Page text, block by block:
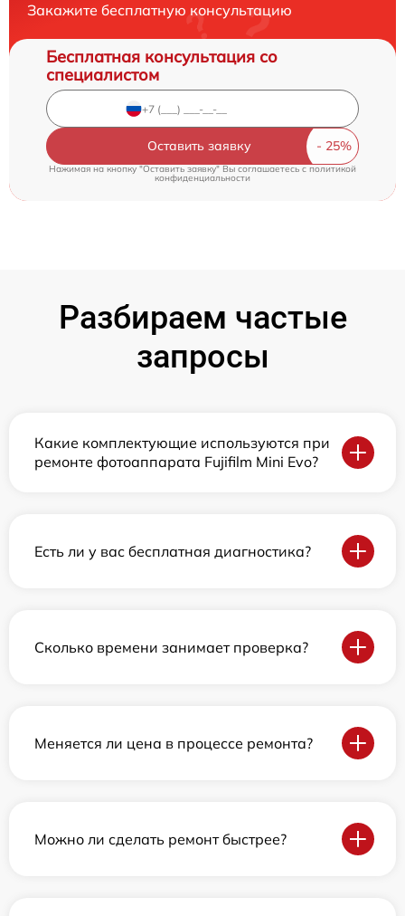
Закажите бесплатную консультацию
Бесплатная консультация со
специалистом
Оставить заявку
Нажимая на кнопку "Оставить заявку" Вы соглашаетесь c политикой
конфиденциальности
Разбираем частые
запросы
Какие комплектующие используются при
ремонте фотоаппарата Fujifilm Mini Evo?
Есть ли у вас бесплатная диагностика?
Сколько времени занимает проверка?
Меняется ли цена в процессе ремонта?
Можно ли сделать ремонт быстрее?